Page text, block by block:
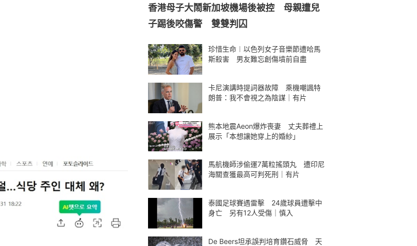
香港母子大鬧新加坡機場後被控 母親遭兒
子踢後咬傷警 雙雙判囚
珍惜生命︱以色列女子音樂節遭哈馬
斯殺害 男友難忘創傷墳前自盡
卡尼演講時提詞器故障 乘機嘲諷特
朗普：我不會視之為陰謀｜有片
熊本地震Aeon爆炸喪妻 丈夫葬禮上
展示「本想讓她穿上的婚紗」
馬航機師涉偷運7萬粒搖頭丸 遭印尼
海關查獲最高可判死刑｜有片
泰國足球賽遇雷擊 24歲球員遭擊中
身亡 另有12人受傷｜慎入
De Beers坦承誤判培育鑽石威脅 天